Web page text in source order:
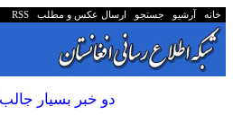
خانه آرشیو جستجو ارسال عکس و مطلب RSS
دو خبر بسیار جالب